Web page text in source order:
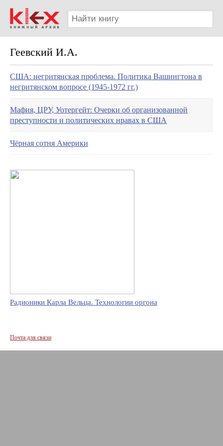
Геевский И.А.
США: негритянская проблема. Политика Вашингтона в
негритянском вопросе (1945-1972 гг.)
Мафия, ЦРУ, Уотергейт: Очерки об организованной
преступности и политических нравах в США
Чёрная сотня Америки
Радионики Карла Вельца. Технологии оргона
Почта для связи